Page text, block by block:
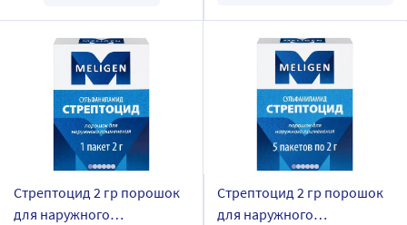
Стрептоцид 2 гр порошок
для наружного
Стрептоцид 2 гр порошок
для наружного